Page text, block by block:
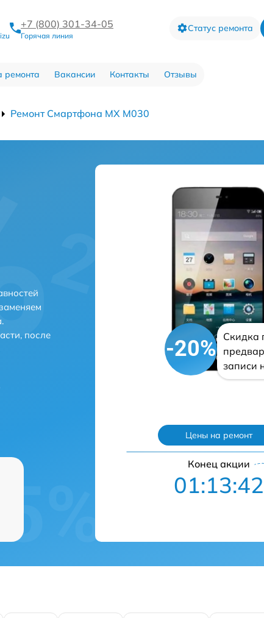
+7 (800) 301-34-05
Горячая линия
Статус ремонта
ремонта Вакансии Контакты Отзывы
Ремонт Смартфона MX M030
после
-20%
Скидка
записи
Цены на ремонт
Конец акции
01:13:41